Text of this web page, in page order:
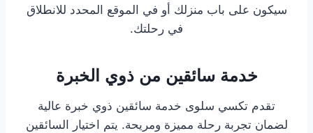
سيكون على باب منزلك أو في الموقع المحدد للانطلاق
في رحلتك.
خدمة سائقين من ذوي الخبرة
تقدم تكسي سلوى خدمة سائقين ذوي خبرة عالية
لضمان تجربة رحلة مميزة ومريحة. يتم اختيار السائقين